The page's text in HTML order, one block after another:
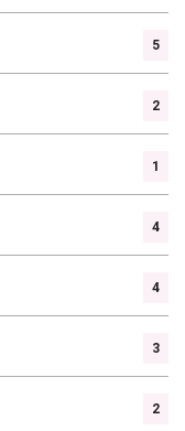
5
2
1
4
4
3
2